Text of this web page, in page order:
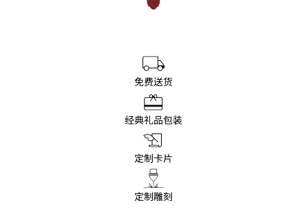
免费送货
经典礼品包装
定制卡片
定制雕刻